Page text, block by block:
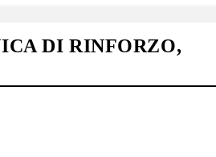
DI RINFORZO,